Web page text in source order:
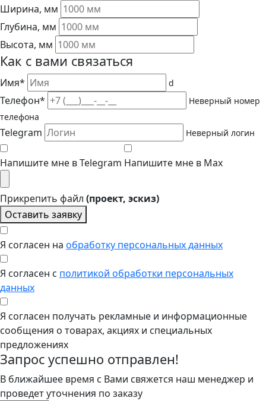
Ширина, мм
Глубина, мм
Высота, мм
Как с вами связаться
Имя* d
Телефон*
Неверный номер
телефона
Telegram Неверный логин
Напишите мне в Telegram Напишите мне в Max
Прикрепить файл (проект, эскиз)
Оставить заявку
Я согласен на обработку персональных данных
Я согласен с политикой обработки персональных
данных
Я согласен получать рекламные и информационные
сообщения о товарах, акциях и специальных
предложениях
Запрос успешно отправлен!
В ближайшее время с Вами свяжется наш менеджер и
проведет уточнения по заказу